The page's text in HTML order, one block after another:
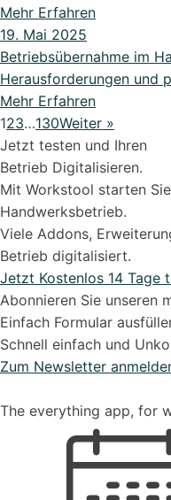
Mehr Erfahren
19. Mai 2025
Betriebsübernahme im
Herausforderungen und
Mehr Erfahren
123…130Weiter »
Jetzt testen und Ihren
Betrieb Digitalisieren.
Mit Workstool starten
Handwerksbetrieb.
Viele Addons,
Betrieb digitalisiert.
Jetzt Kostenlos 14 Tage
Abonnieren Sie unseren
Einfach Formular
Schnell einfach und
Zum Newsletter
The everything app, for